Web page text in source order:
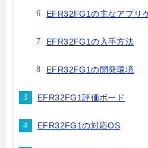
EFR32FG1の主なアプリ
EFR32FG1の入手方法
EFR32FG1の開発環境
EFR32FG1評価ボード
EFR32FG1の対応OS